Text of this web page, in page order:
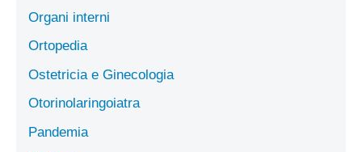
Organi interni
Ortopedia
Ostetricia e Ginecologia
Otorinolaringoiatra
Pandemia